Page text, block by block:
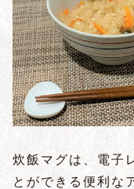
炊飯マグは、電子
とができる便利な